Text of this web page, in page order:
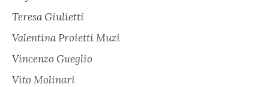
Teresa Giulietti
Valentina Proietti Muzi
Vincenzo Gueglio
Vito Molinari